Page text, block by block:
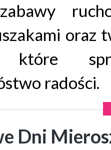
oraz
które
radości.
Dni